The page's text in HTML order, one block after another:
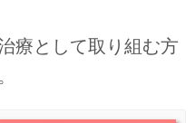
療として取り組む方